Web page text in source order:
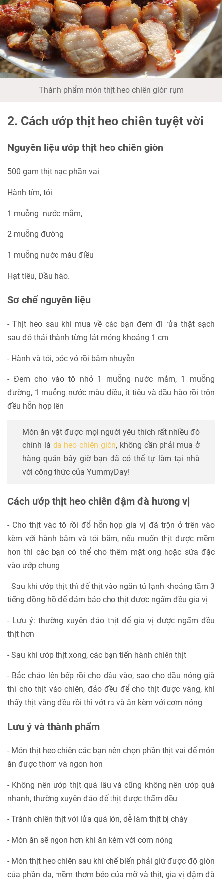
Thành phẩm món thịt heo chiên giòn rụm
2. Cách ướp thịt heo chiên tuyệt vời
Nguyên liệu ướp thịt heo chiên giòn
500 gam thịt nạc phần vai
Hành tím, tỏi
1 muỗng nước mắm,
2 muỗng đường
1 muỗng nước màu điều
Hạt tiêu, Dầu hào.
Sơ chế nguyên liệu
- Thịt heo sau khi mua về các bạn đem đi rửa thật sạch
sau đó thái thành từng lát mỏng khoảng 1 cm
- Hành và tỏi, bóc vỏ rồi băm nhuyễn
- Đem cho vào tô nhỏ 1 muỗng nước mắm, 1 muỗng
đường, 1 muỗng nước màu điều, ít tiêu và dầu hào rồi trộn
đều hỗn hợp lên
Món ăn vặt được mọi người yêu thích rất nhiều đó
chính là da heo chiên giòn, không cần phải mua ở
hàng quán bây giờ bạn đã có thể tự làm tại nhà
với công thức của YummyDay!
Cách ướp thịt heo chiên đậm đà hương vị
- Cho thịt vào tô rồi đổ hỗn hợp gia vị đã trộn ở trên vào
kèm với hành băm và tỏi băm, nếu muốn thịt được mềm
hơn thì các bạn có thể cho thêm mật ong hoặc sữa đặc
vào ướp chung
- Sau khi ướp thịt thì để thịt vào ngăn tủ lạnh khoảng tầm 3
tiếng đồng hồ để đảm bảo cho thịt được ngấm đều gia vị
- Lưu ý: thường xuyên đảo thịt để gia vị được ngấm đều
thịt hơn
- Sau khi ướp thịt xong, các bạn tiến hành chiên thịt
- Bắc chảo lên bếp rồi cho dầu vào, sao cho dầu nóng già
thì cho thịt vào chiên, đảo đều để cho thịt được vàng, khi
thấy thịt vàng đều rồi thì vớt ra và ăn kèm với cơm nóng
Lưu ý và thành phẩm
- Món thịt heo chiên các bạn nên chọn phần thịt vai để món
ăn được thơm và ngon hơn
- Không nên ướp thịt quá lâu và cũng không nên ướp quá
nhanh, thường xuyên đảo để thịt được thấm đều
- Tránh chiên thịt với lửa quá lớn, dễ làm thịt bị cháy
- Món ăn sẽ ngon hơn khi ăn kèm với cơm nóng
- Món thịt heo chiên sau khi chế biến phải giữ được độ giòn
của phần da, mềm thơm béo của mỡ và thịt, gia vị đậm đà